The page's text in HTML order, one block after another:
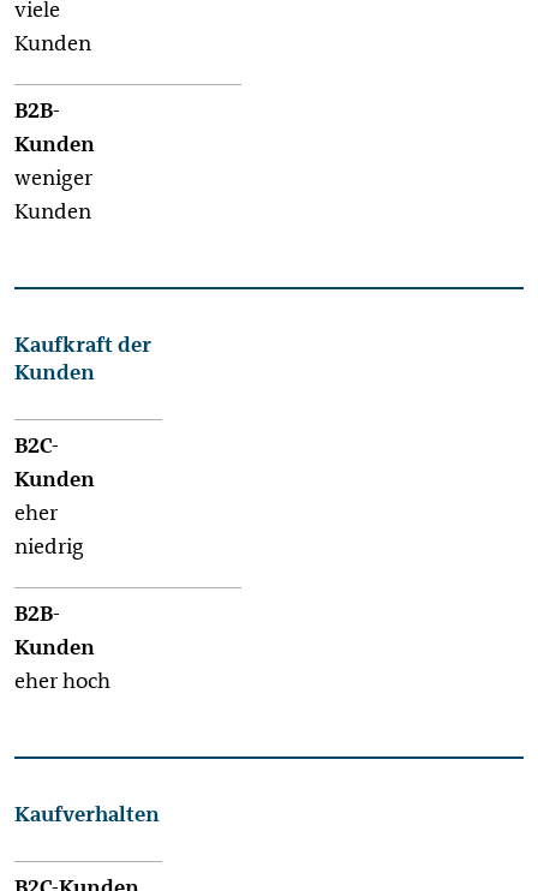
viele
Kunden
weniger
Kunden
Kaufkraft der
Kunden
eher
niedrig
eher hoch
Kaufverhalten